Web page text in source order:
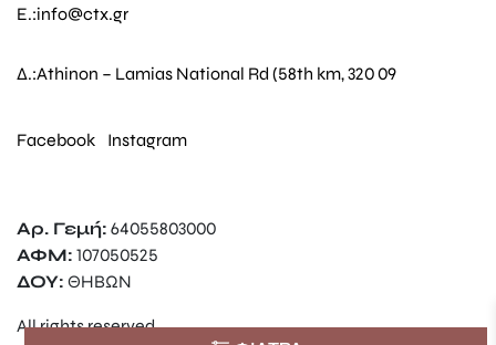
E.:info@ctx.gr
Δ.:Athinon – Lamias National Rd (58th km, 320 09
Facebook Instagram
Αρ. Γεμή: 64055803000
ΑΦΜ: 107050525
ΔΟΥ: ΘΗΒΩΝ
All rights reserved.